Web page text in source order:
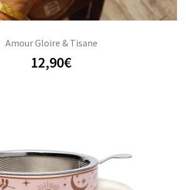
Amour Gloire & Tisane
12,90€